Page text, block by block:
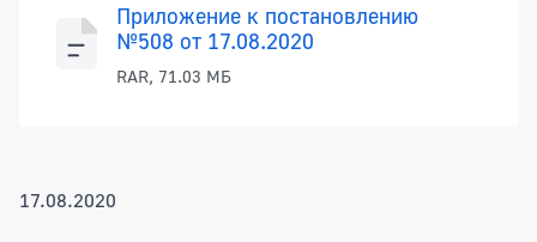
Приложение к постановлению
№508 от 17.08.2020
RAR, 71.03 МБ
17.08.2020